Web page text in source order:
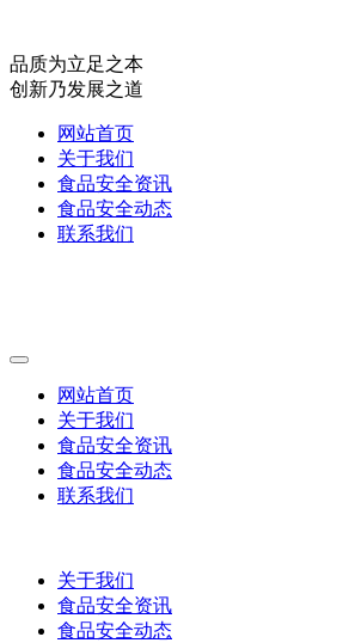
品质为立足之本
创新乃发展之道
网站首页
关于我们
食品安全资讯
食品安全动态
联系我们
网站首页
关于我们
食品安全资讯
食品安全动态
联系我们
关于我们
食品安全资讯
食品安全动态